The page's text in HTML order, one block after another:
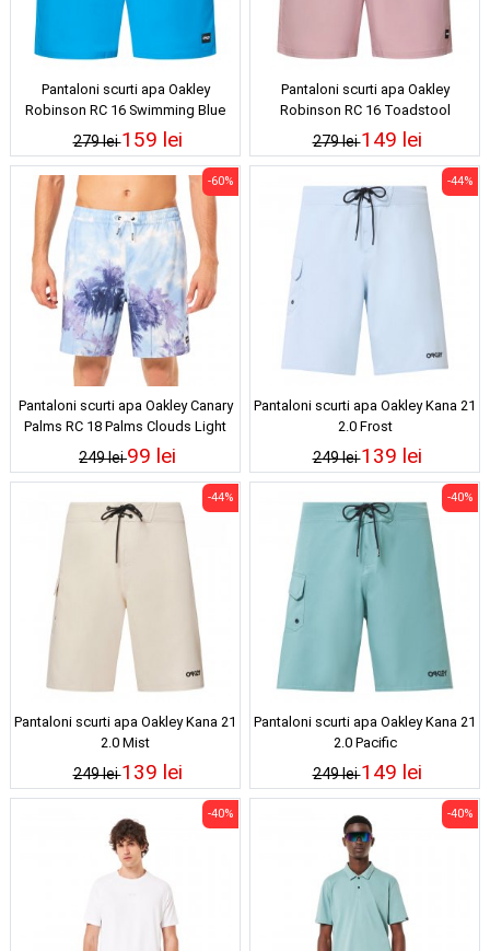
Pantaloni scurti apa Oakley
Robinson RC 16 Swimming Blue
279 lei159 lei
Pantaloni scurti apa Oakley
Robinson RC 16 Toadstool
279 lei149 lei
Pantaloni scurti apa Oakley Canary
Palms RC 18 Palms Clouds Light
Blue
249 lei
-60%
99 lei
Pantaloni scurti apa Oakley Kana 21
2.0 Frost
249 lei
-44%
139 lei
Pantaloni scurti apa Oakley Kana 21
2.0 Mist
249 lei
-44%
139 lei
Pantaloni scurti apa Oakley Kana 21
2.0 Pacific
249 lei
-40%
149 lei
-40% -40%